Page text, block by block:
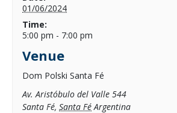
01/06/2024
Time:
5:00 pm - 7:00 pm
Venue
Dom Polski Santa Fé
Av. Aristóbulo del Valle 544
Santa Fé, Santa Fé Argentina